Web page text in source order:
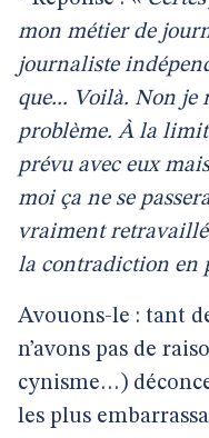
mon métier de
journaliste
que... Voilà. Non je
problème. À la
prévu avec eux
moi ça ne se
vraiment retravaillé
la contradiction en
Avouons-le : tant
n’avons pas de
cynisme…)
les plus